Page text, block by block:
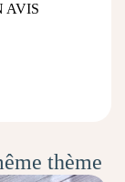
AVIS
thème